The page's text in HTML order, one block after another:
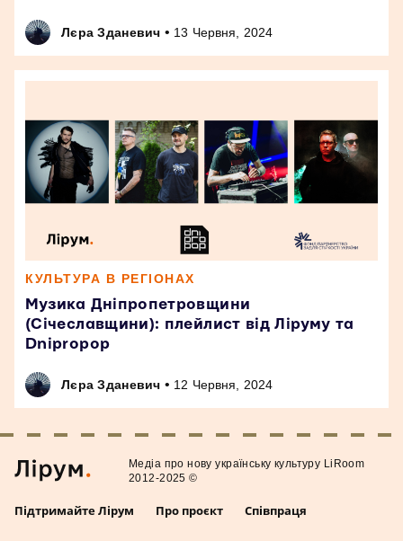
Лєра Зданевич • 13 Червня, 2024
КУЛЬТУРА В РЕГІОНАХ
Музика Дніпропетровщини
(Січеславщини): плейлист від Ліруму та
Dnipropop
Лєра Зданевич • 12 Червня, 2024
Підтримайте Лірум Про проєкт Співпраця
Медiа про нову українську культуру LiRoom
2012-2025 ©